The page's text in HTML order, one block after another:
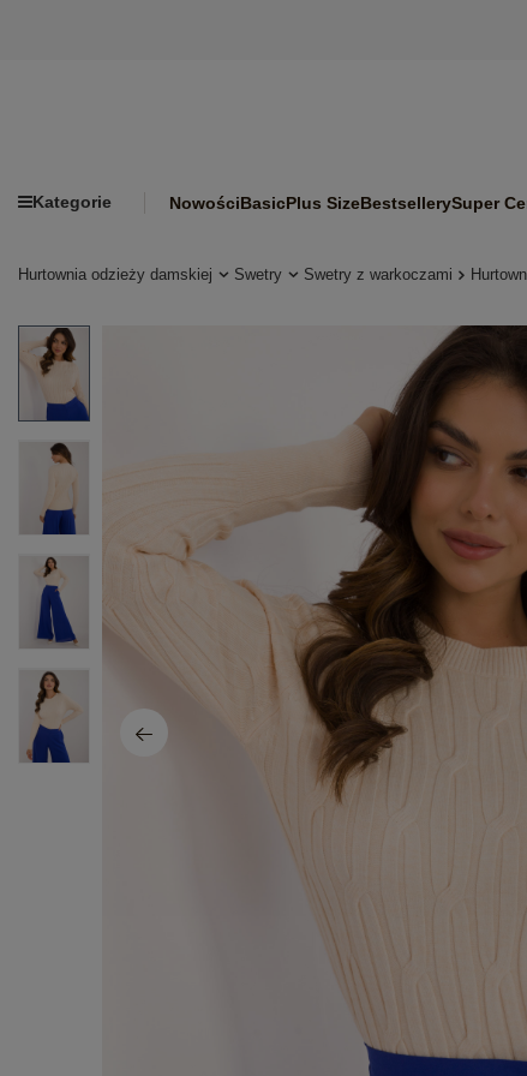
Kategorie NowościBasicPlus SizeBestsellerySuper
Hurtownia odzieży damskiej Swetry Swetry z warkoczami